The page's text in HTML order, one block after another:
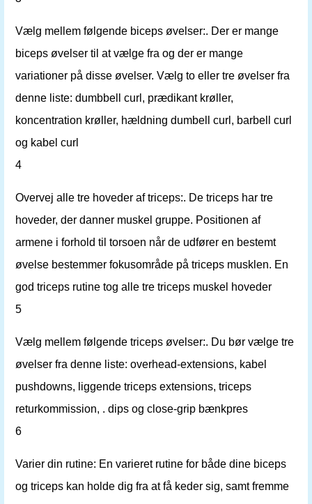
Vælg mellem følgende biceps øvelser:. Der er mange
biceps øvelser til at vælge fra og der er mange
variationer på disse øvelser. Vælg to eller tre øvelser fra
denne liste: dumbbell curl, prædikant krøller,
koncentration krøller, hældning dumbell curl, barbell curl
og kabel curl
4
Overvej alle tre hoveder af triceps:. De triceps har tre
hoveder, der danner muskel gruppe. Positionen af ​​
armene i forhold til torsoen når de udfører en bestemt
øvelse bestemmer fokusområde på triceps musklen. En
god triceps rutine tog alle tre triceps muskel hoveder
5
Vælg mellem følgende triceps øvelser:. Du bør vælge tre
øvelser fra denne liste: overhead-extensions, kabel
pushdowns, liggende triceps extensions, triceps
returkommission, . dips og close-grip bænkpres
6
Varier din rutine: En varieret rutine for både dine biceps
og triceps kan holde dig fra at få keder sig, samt fremme